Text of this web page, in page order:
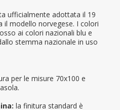
ufficialmente adottata il 19
il modello norvegese. I colori
ai colori nazionali blu e
stemma nazionale in uso
per le misure 70x100 e
la finitura standard è